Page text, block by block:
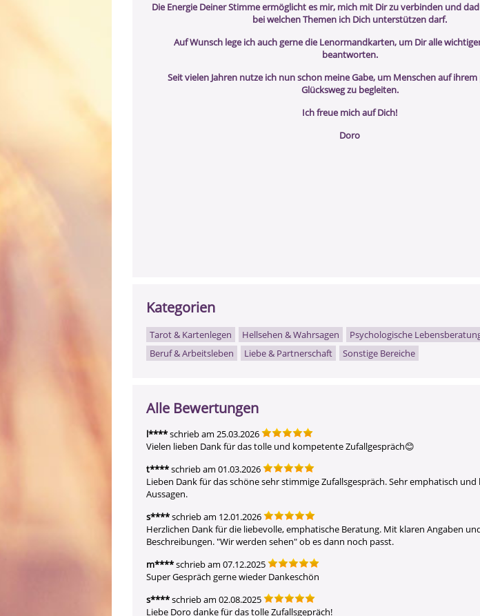
Die Energie Deiner Stimme ermöglicht es mir, mich mit Dir zu verbinden und
bei welchen Themen ich Dich unterstützen darf.
Auf Wunsch lege ich auch gerne die Lenormandkarten, um Dir alle
beantworten.
Seit vielen Jahren nutze ich nun schon meine Gabe, um Menschen auf
Glücksweg zu begleiten.
Ich freue mich auf Dich!
Doro
Kategorien
Tarot & Kartenlegen Hellsehen & Wahrsagen
Psychologische
Beruf & Arbeitsleben
Liebe & Partnerschaft Sonstige Bereiche
Alle Bewertungen
l****schrieb am 25.03.2026
Vielen lieben Dank für das tolle und kompetente Zufallgespräch😊
t****schrieb am 01.03.2026
Lieben Dank für das schöne sehr stimmige Zufallsgespräch. Sehr emphatisch und
Aussagen.
s****schrieb am 12.01.2026
Herzlichen Dank für die liebevolle, emphatische Beratung. Mit klaren Angaben
Beschreibungen. "Wir werden sehen" ob es dann noch passt.
m****schrieb am 07.12.2025
Super Gespräch gerne wieder Dankeschön
s****schrieb am 02.08.2025
Liebe Doro danke für das tolle Zufallsgepräch!